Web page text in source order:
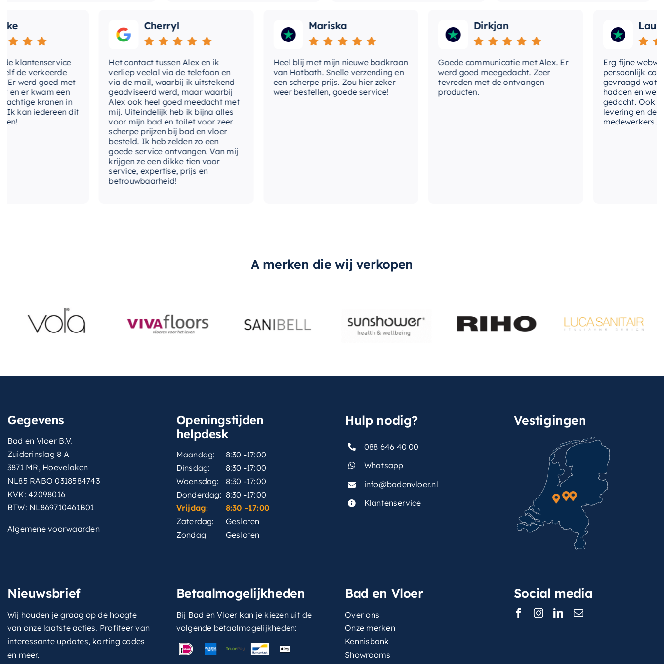
verkeerde
goed met
kwam een
kranen in
iedereen dit
Cherryl
Het contact tussen Alex en ik
verliep veelal via de telefoon en
via de mail, waarbij ik uitstekend
geadviseerd werd, maar waarbij
Alex ook heel goed meedacht met
mij. Uiteindelijk heb ik bijna alles
voor mijn bad en toilet voor zeer
scherpe prijzen bij bad en vloer
besteld. Ik heb zelden zo een
goede service ontvangen. Van mij
krijgen ze een dikke tien voor
service, expertise, prijs en
betrouwbaarheid!
Mariska
Heel blij met mijn nieuwe badkraan
van Hotbath. Snelle verzending en
een scherpe prijs. Zou hier zeker
weer bestellen, goede service!
Dirkjan
Goede communicatie met Alex. Er
werd goed meegedacht. Zeer
tevreden met de ontvangen
producten.
Laura
Erg fijne webwinkel,
persoonlijk contact
gevraagd wat we
hadden en werd
gedacht. Ook in de
levering en
medewerkers. Wij
A merken die wij verkopen
Gegevens
Bad en Vloer B.V.
Zuiderinslag 8 A
3871 MR, Hoevelaken
NL85 RABO 0318584743
KVK: 42098016
BTW: NL869710461B01
Algemene voorwaarden
Openingstijden
helpdesk
Maandag:
8:30 -17:00
Dinsdag:
8:30 -17:00
Woensdag:
8:30 -17:00
Donderdag: 8:30 -17:00
Vrijdag:
8:30 -17:00
Zaterdag:
Gesloten
Zondag:
Gesloten
Hulp nodig?
088 646 40 00
Whatsapp
info@badenvloer.nl
Klantenservice
Vestigingen
Nieuwsbrief
Wij houden je graag op de hoogte
van onze laatste acties. Profiteer van
interessante updates, korting codes
en meer.
Betaalmogelijkheden
Bij Bad en Vloer kan je kiezen uit de
volgende betaalmogelijkheden:
Bad en Vloer
Over ons
Onze merken
Kennisbank
Showrooms
Social media